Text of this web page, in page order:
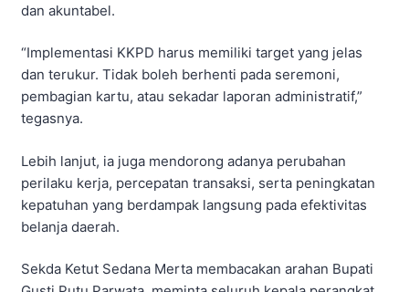
dan akuntabel.
“Implementasi KKPD harus memiliki target yang jelas
dan terukur. Tidak boleh berhenti pada seremoni,
pembagian kartu, atau sekadar laporan administratif,”
tegasnya.
Lebih lanjut, ia juga mendorong adanya perubahan
perilaku kerja, percepatan transaksi, serta peningkatan
kepatuhan yang berdampak langsung pada efektivitas
belanja daerah.
Sekda Ketut Sedana Merta membacakan arahan Bupati